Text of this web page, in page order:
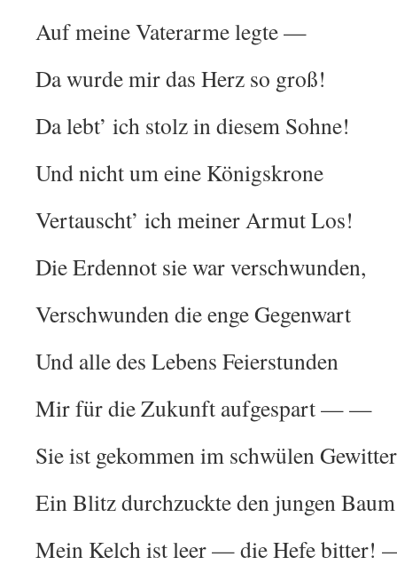
Auf meine Vaterarme legte —
Da wurde mir das Herz so groß!
Da lebt’ ich stolz in diesem Sohne!
Und nicht um eine Königskrone
Vertauscht’ ich meiner Armut Los!
Die Erdennot sie war verschwunden,
Verschwunden die enge Gegenwart
Und alle des Lebens Feierstunden
Mir für die Zukunft aufgespart — —
Sie ist gekommen im schwülen
Ein Blitz durchzuckte den jungen
Mein Kelch ist leer — die Hefe bitter!